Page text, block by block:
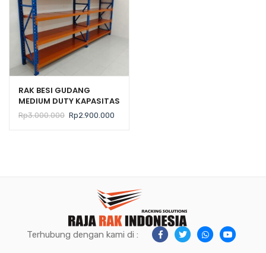
RAK BESI GUDANG
MEDIUM DUTY KAPASITAS
300 KG TIPE ZA-300
Rp3.000.000 Harga
Rp2.900.000
Terhubung dengan kami di :